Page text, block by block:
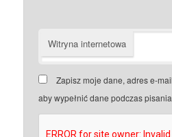
Witryna internetowa
Zapisz moje dane, adres e-
aby wypełnić dane podczas